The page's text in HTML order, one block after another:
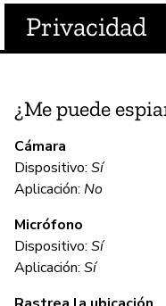
Privacidad
¿Me puede
Cámara
Dispositivo: Sí
Aplicación: No
Micrófono
Dispositivo: Sí
Aplicación: Sí